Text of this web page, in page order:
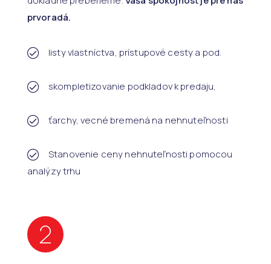
prvoradá.
listy vlastníctva, prístupové cesty a pod.
skompletizovanie podkladov k predaju,
ťarchy, vecné bremená na nehnuteľnosti
Stanovenie ceny nehnuteľnosti pomocou
analýzy trhu
2